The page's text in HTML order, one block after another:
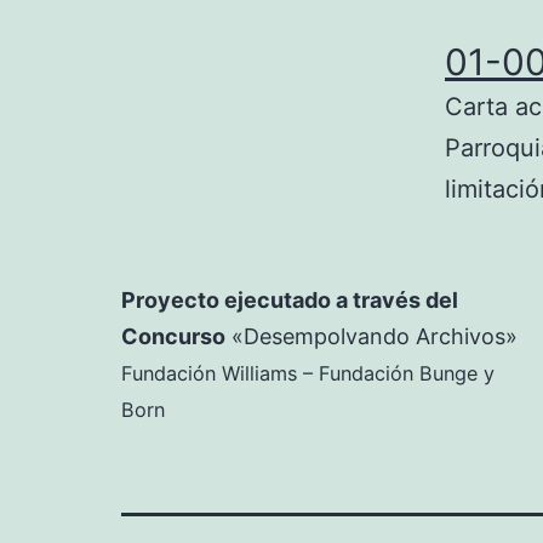
01-
Carta
Proyecto ejecutado a través del
Concurso «Desempolvando Archivos»
Fundación Williams – Fundación Bunge y
Born